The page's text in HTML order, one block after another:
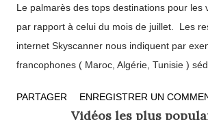
Le palmarès des tops destinations pour
par rapport à celui du mois de juillet. Les
internet Skyscanner nous indiquent par
francophones ( Maroc, Algérie, Tunisie )
Skyscanner remarque en ce mois d’août
PARTAGER ENREGISTRER UN
Vidéos les plus